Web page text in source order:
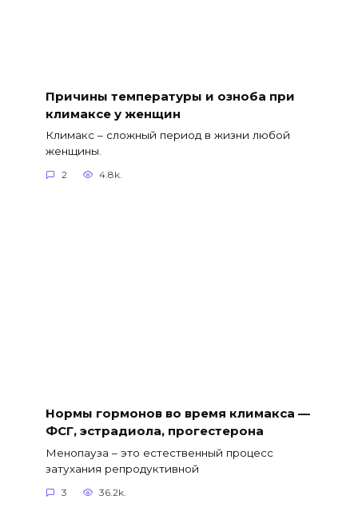
Причины температуры и озноба при
климаксе у женщин
Климакс – сложный период в жизни любой
женщины.
2 4.8k.
Нормы гормонов во время климакса —
ФСГ, эстрадиола, прогестерона
Менопауза – это естественный процесс
затухания репродуктивной
3 36.2k.